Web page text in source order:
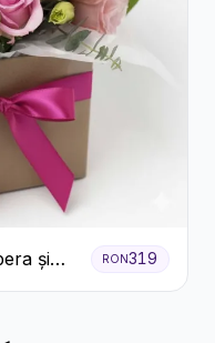
și
RON319